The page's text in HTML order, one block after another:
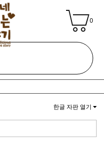
0
한글 자판 열기